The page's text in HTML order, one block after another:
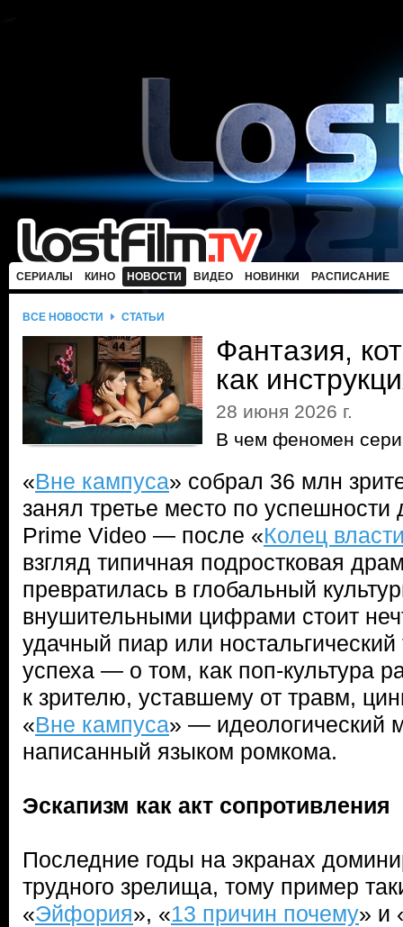
СЕРИАЛЫ КИНО НОВОСТИ ВИДЕО НОВИНКИ РАСПИСАНИЕ
ВСЕ НОВОСТИ СТАТЬИ
Фантазия,
как
28 июня 2026 г.
В чем феномен
«Вне кампуса» собрал 36 млн
занял третье место по успешности
Prime Video — после «Колец
взгляд типичная подростковая
превратилась в глобальный
внушительными цифрами стоит
удачный пиар или ностальгический
успеха — о том, как поп-культура
к зрителю, уставшему от травм,
«Вне кампуса» — идеологический
написанный языком ромкома.
Эскапизм как акт сопротивления
Последние годы на экранах
трудного зрелища, тому пример
«Эйфория», «13 причин почему» и